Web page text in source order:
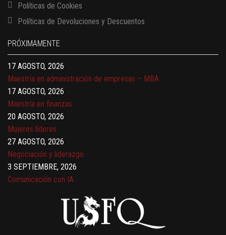
Políticas de Cookies
Políticas de Devoluciones y Descuentos
PRÓXIMAMENTE
13 AGOSTO, 2026
17 AGOSTO, 2026
Gerencia de empresas familiares
17 AGOSTO, 2026
Maestría en administración de empresas – MBA
17 AGOSTO, 2026
Maestría en finanzas
20 AGOSTO, 2026
Mujeres líderes
27 AGOSTO, 2026
Negociación y liderazgo
3 SEPTIEMBRE, 2026
Comunicación con IA
Gobernanza de datos
13 AGOSTO, 2026
Finanzas para no financieros